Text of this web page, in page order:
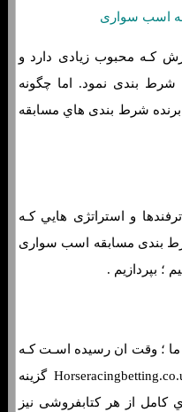
اسب سواری
کـه محبوب زیادی دارد و
بندی نمود. اما چگونه
برنده شرط بندی هاي‌ مسابقه
و استراتژی هایي کـه
بندی مسابقه اسب سواری
؛ بپردازیم .
؛ وقت ان رسیده اسـت کـه
یک کتابفروشی را انتخاب کنید. Horseracingbetting.co.uk گزینه
از هر کتابفروشی نیز